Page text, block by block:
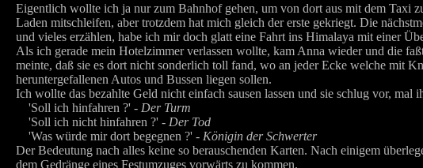
Eigentlich wollte ich ja nur zum Bahnhof gehen, um von dort aus mit dem Taxi
Laden mitschleifen, aber trotzdem hat mich gleich der erste gekriegt. Die
und vieles erzählen, habe ich mir doch glatt eine Fahrt ins Himalaya mit einer
Als ich gerade mein Hotelzimmer verlassen wollte, kam Anna wieder und die
meinte, daß sie es dort nicht sonderlich toll fand, wo an jeder Ecke welche mit
heruntergefallenen Autos und Bussen liegen sollen.
Ich wollte das bezahlte Geld nicht einfach sausen lassen und sie schlug vor, mal
'Soll ich hinfahren ?' - Der Turm
'Soll ich nicht hinfahren ?' - Der Tod
'Was würde mir dort begegnen ?' - Königin der Schwerter
Der Bedeutung nach alles keine so berauschenden Karten. Nach einigem
dem Gedränge eines Festumzuges vorwärts zu kommen.